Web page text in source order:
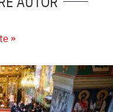
»